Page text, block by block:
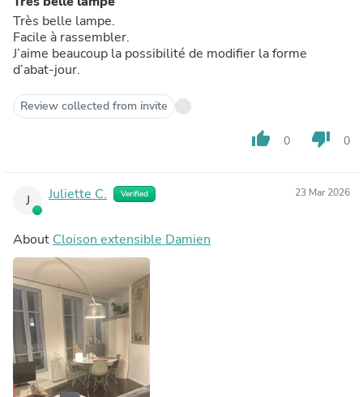
Très belle lampe.
Facile à rassembler.
J’aime beaucoup la possibilité de modifier la forme
d’abat-jour.
Review collected from invite
thumb_up 0 thumb_down 0
J Juliette C. Verified 23 Mar 2026
About Cloison extensible Damien